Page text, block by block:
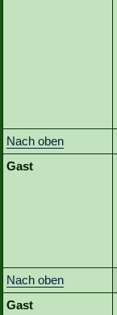
Nach oben
Gast
Nach oben
Gast